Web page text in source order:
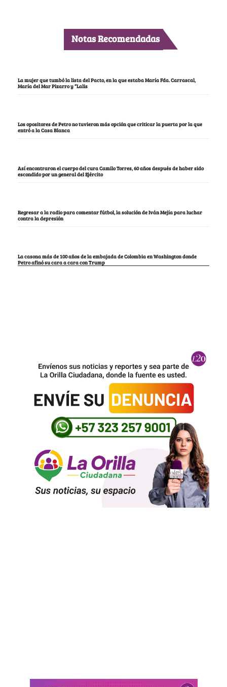
Notas Recomendadas
La mujer que tumbó la lista del Pacto, en la que estaba María Fda. Carrascal,
María del Mar Pizarro y “Lalis
Los opositores de Petro no tuvieron más opción que criticar la puerta por la que
entró a la Casa Blanca
Así encontraron el cuerpo del cura Camilo Torres, 60 años después de haber sido
escondido por un general del Ejército
Regresar a la radio para comentar fútbol, la solución de Iván Mejía para luchar
contra la depresión
La casona más de 100 años de la embajada de Colombia en Washington donde
Petro afinó su cara a cara con Trump